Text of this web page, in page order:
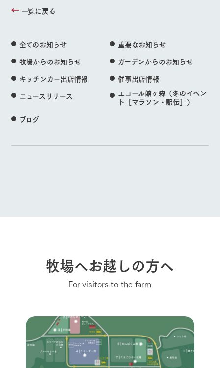
一覧に戻る
全てのお知らせ
重要なお知らせ
牧場からのお知らせ
ガーデンからのお知らせ
キッチンカー出店情報
催事出店情報
ニュースリリース
エコール館ヶ森（冬のイベン
ト［マラソン・駅伝］）
ブログ
牧場へお越しの方へ
For visitors to the farm